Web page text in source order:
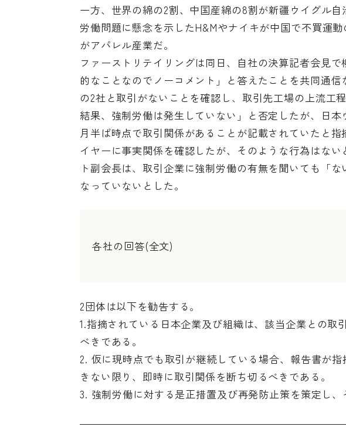
一方、世界の綿の2割、中国産綿の8割が新疆ウイグル
労働問題に懸念を示したH&Mやナイキが中国で不買運
がアパレル産業だ。
ファーストリテイリングは同日、自社の決算記者会見
的なことなのでノーコメント」と答えたことを共同通
の2社と取引がないことを確認し、取引先工場の上流工
結果、強制労働は発生していない」と否定したが、日
月半ば時点で取引関係があることが記載されていたと
イヤーに事実関係を確認したが、そのような行為はな
ト副会長は、取引企業に強制労働の有無を聞いても「
なっていないとした。
各社の回答(全文)
2団体は以下を勧告する。
1.指摘されている日本企業及び組織は、該当企業との取
べきである。
2. 仮に現時点でも取引が継続している場合、報告書が
きない限り、即時に取引関係を断ち切るべきである。
3. 強制労働に対する是正措置及び再発防止策を策定し、